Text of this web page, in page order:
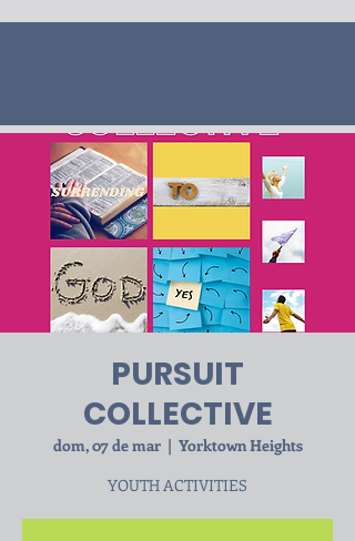
PURSUIT
COLLECTIVE
dom, 07 de mar
  |
Yorktown Heights